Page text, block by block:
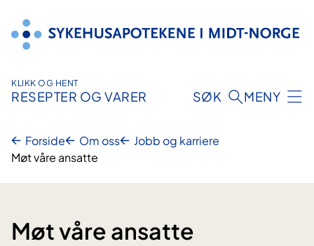
innhold
KLIKK OG HENT
RESEPTER OG VARER SØK MENY
Forside Om oss
Jobb og karriere
Møt våre ansatte
Møt våre ansatte